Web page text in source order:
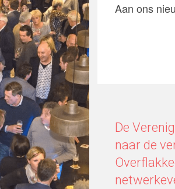
Aan ons
De
naar de